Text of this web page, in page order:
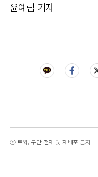
윤예림 기자
ⓒ 트윅, 무단 전재 및 재배포 금지